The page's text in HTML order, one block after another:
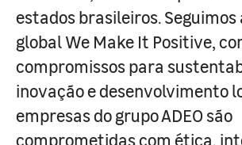
estados brasileiros.
global We Make It Positive,
compromissos para
inovação e desenvolvimento
empresas do grupo ADEO são
comprometidas com ética,